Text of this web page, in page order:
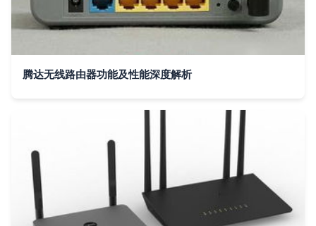
腾达无线路由器功能及性能深度解析